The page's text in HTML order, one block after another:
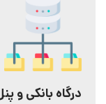
درگاه بانکی و